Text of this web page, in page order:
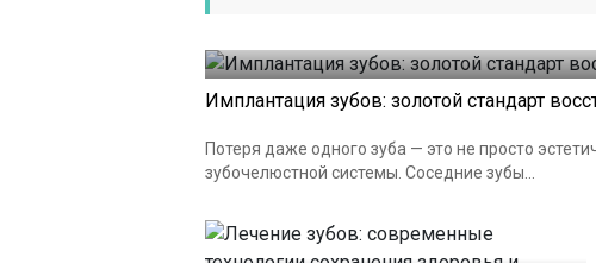
Имплантация зубов: золотой стандарт
Потеря даже одного зуба — это не просто
зубочелюстной системы. Соседние зубы...